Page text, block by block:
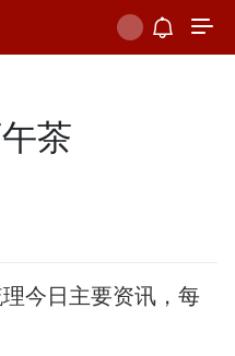
茶
今日主要资讯，每